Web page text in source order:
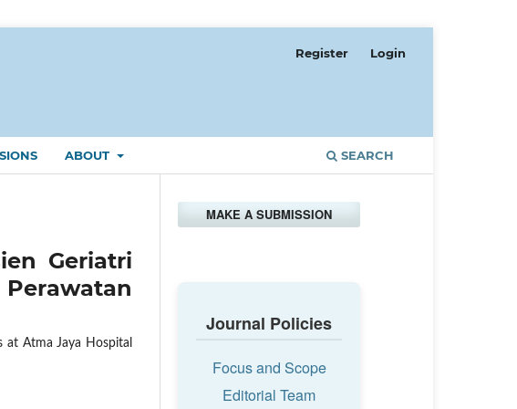
ABOUT SEARCH
Register Login
Geriatri
Atma Jaya Hospital
MAKE A SUBMISSION
Journal Policies
Focus and Scope
Editorial Team